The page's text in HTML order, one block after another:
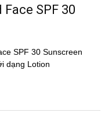
SPF 30
SPF 30 Sunscreen
dạng Lotion